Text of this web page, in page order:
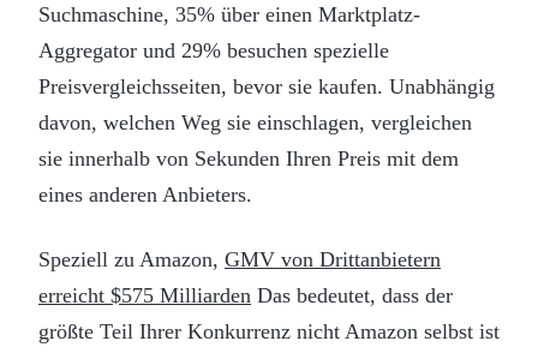
Suchmaschine, 35% über einen Marktplatz-
Aggregator und 29% besuchen spezielle
Preisvergleichsseiten, bevor sie kaufen. Unabhängig
davon, welchen Weg sie einschlagen, vergleichen
sie innerhalb von Sekunden Ihren Preis mit dem
eines anderen Anbieters.
Speziell zu Amazon, GMV von Drittanbietern
erreicht $575 Milliarden Das bedeutet, dass der
größte Teil Ihrer Konkurrenz nicht Amazon selbst ist